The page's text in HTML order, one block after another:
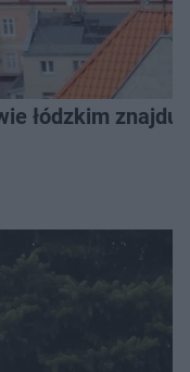
łódzkim